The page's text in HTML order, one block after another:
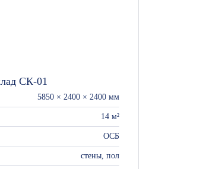
СК-01
5850 × 2400 × 2400 мм
14 м²
ОСБ
стены, пол